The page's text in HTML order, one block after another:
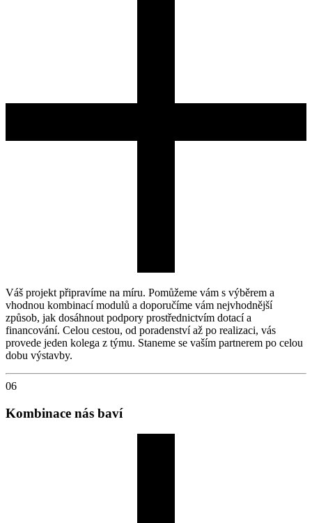
Váš projekt připravíme na míru. Pomůžeme vám s výběrem a
vhodnou kombinací modulů a doporučíme vám nejvhodnější
způsob, jak dosáhnout podpory prostřednictvím dotací a
financování. Celou cestou, od poradenství až po realizaci, vás
provede jeden kolega z týmu. Staneme se vaším partnerem po celou
dobu výstavby.
06
Kombinace nás baví